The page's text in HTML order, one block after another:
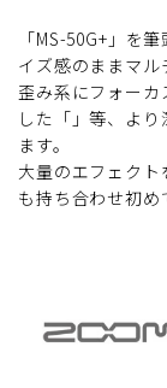
「MS-50G+」を
イズ感のままマル
歪み系にフォー
した「」等、よ
ます。
大量のエフェク
も持ち合わせ初め